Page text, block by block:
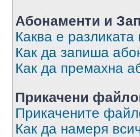
Абонаменти и
Каква е
Как да запиша
Как да премахна
Прикачени
Прикачените
Как да намеря